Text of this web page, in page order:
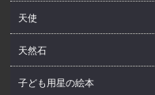
天使
天然石
子ども用星の絵本